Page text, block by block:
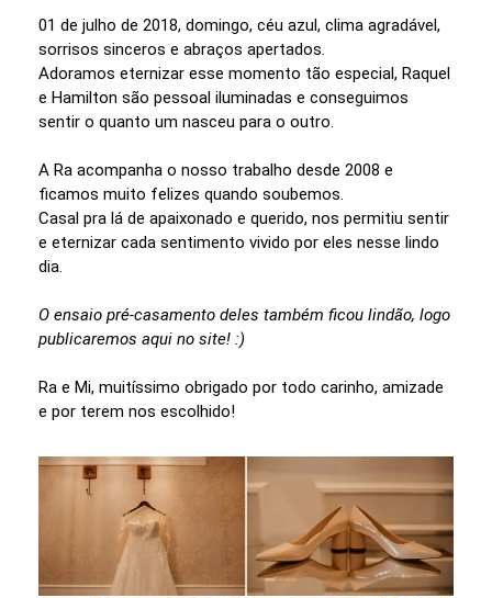
01 de julho de 2018, domingo, céu azul, clima agradável,
sorrisos sinceros e abraços apertados.
Adoramos eternizar esse momento tão especial, Raquel
e Hamilton são pessoal iluminadas e conseguimos
sentir o quanto um nasceu para o outro.
A Ra acompanha o nosso trabalho desde 2008 e
ficamos muito felizes quando soubemos.
Casal pra lá de apaixonado e querido, nos permitiu sentir
e eternizar cada sentimento vivido por eles nesse lindo
dia.
O ensaio pré-casamento deles também ficou lindão, logo
publicaremos aqui no site! :)
Ra e Mi, muitíssimo obrigado por todo carinho, amizade
e por terem nos escolhido!